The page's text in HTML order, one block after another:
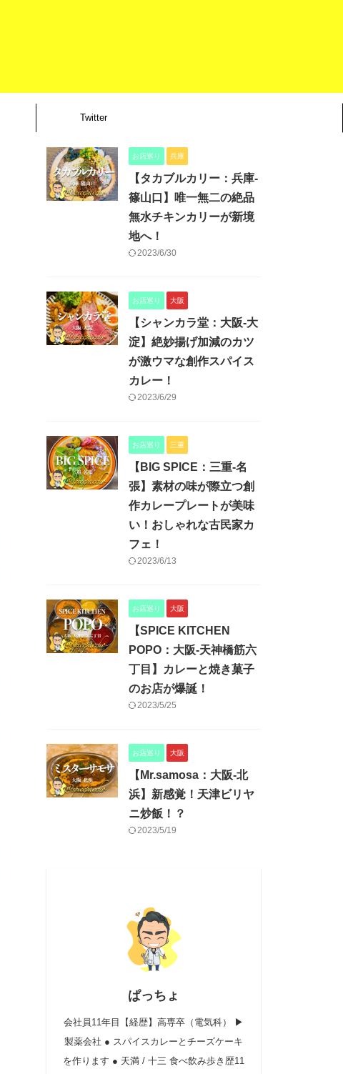
Twitter
お店巡り 兵庫
【タカブルカリー：兵庫-
篠山口】唯一無二の絶品
無水チキンカリーが新境
地へ！
2023/6/30
お店巡り 大阪
【シャンカラ堂：大阪-大
淀】絶妙揚げ加減のカツ
が激ウマな創作スパイス
カレー！
2023/6/29
お店巡り 三重
【BIG SPICE：三重-名
張】素材の味が際立つ創
作カレープレートが美味
い！おしゃれな古民家カ
フェ！
2023/6/13
お店巡り 大阪
【SPICE KITCHEN
POPO：大阪-天神橋筋六
丁目】カレーと焼き菓子
のお店が爆誕！
2023/5/25
お店巡り 大阪
【Mr.samosa：大阪-北
浜】新感覚！天津ビリヤ
ニ炒飯！？
2023/5/19
ぱっちょ
会社員11年目【経歴】高専卒（電気科） ▶︎
製薬会社 ● スパイスカレーとチーズケーキ
を作ります ● 天満 / 十三 食べ飲み歩き歴11